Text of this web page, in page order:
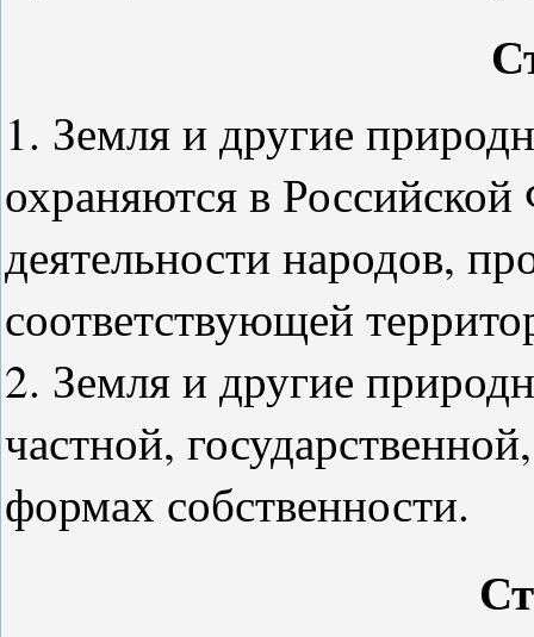
1. Земля и другие
охраняются в
деятельности народов,
соответствующей
2. Земля и другие
частной,
формах собственности.